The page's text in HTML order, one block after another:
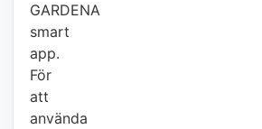
GARDENA
smart
app.
För
att
använda